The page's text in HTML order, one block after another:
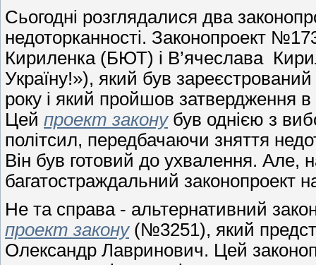
Сьогодні розглядалися два
недоторканності. Законопроект
Кириленка (БЮТ) і В’ячеслава
Україну!»), який був
року і який пройшов затвердження
Цей проект законубув однією з
політсил, передбачаючи зняття
Він був готовий до ухвалення. Але,
багатостраждальний законопроект
Не та справа - альтернативний
проект закону(№3251), який
Олександр Лавринович. Цей